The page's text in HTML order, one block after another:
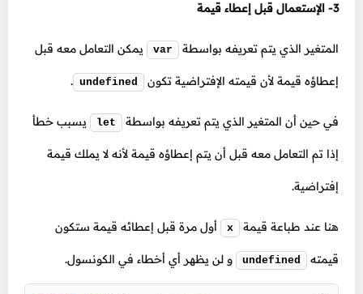
3- الإستعمال قبل إعطاء قيمة
المتغير الذي يتم تعريفه بواسطة var يمكن التعامل معه قبل
إعطاؤه قيمة لأن قيمته الإفتراضية تكون undefined
.
في حين أن المتغير الذي يتم تعريفه بواسطة let يسبب خطأ
إذا تم التعامل معه قبل أن يتم إعطاؤه قيمة لأنه لا يملك قيمة
إفتراضية.
هنا عند طباعة قيمة x أول مرة قبل إعطائه قيمة ستكون
قيمته undefined و لن يظهر أي أخطاء في الكونسول.